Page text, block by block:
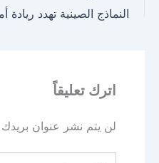
اترك تعليقاً
لن يتم نشر عنوان بريدك